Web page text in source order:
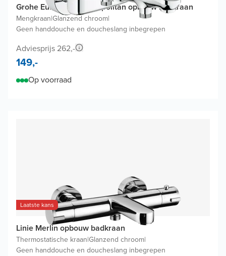
Grohe Eurostyle Cosmopolitan opbouw badkraan
Mengkraan|Glanzend chroom|
Geen handdouche en doucheslang inbegrepen
Adviesprijs 262,-
149,-
Op voorraad
Laatste kans
Linie Merlin opbouw badkraan
Thermostatische kraan|Glanzend chroom|
Geen handdouche en doucheslang inbegrepen